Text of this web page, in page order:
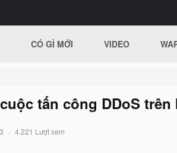
CÓ GÌ MỚI VIDEO
tấn công DDoS
4.221 Lượt xem